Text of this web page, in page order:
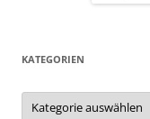
KATEGORIEN
Kategorien